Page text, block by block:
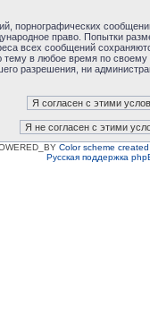
порнографических
право. Попытки
всех сообщений
в любое время по
разрешения, ни
Color scheme
Русская поддержка